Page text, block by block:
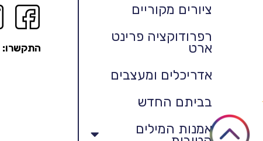
ציורים מקוריים
רפרודוקציה פרינט
ארט
אדריכלים ומעצבים
בביתם החדש
אמנות המילים
התקשרו: